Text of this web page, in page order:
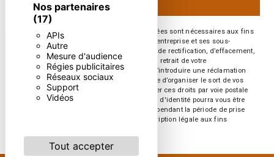
Nos partenaires
(17)
APIs
Autre
Mesure d'audience
Régies publicitaires
Réseaux sociaux
Support
Vidéos
Tout accepter
** Les données personnelles communiquées sont nécessaires aux fins
de vous contacter. Elles sont destinées à l'entreprise et ses sous-
traitants. Vous disposez de droits d’accès, de rectification, d’effacement,
de portabilité, de limitation, d’opposition, de retrait de votre
consentement à tout moment et du droit d’introduire une réclamation
auprès d’une autorité de contrôle, ainsi que d’organiser le sort de vos
données post-mortem. Vous pouvez exercer ces droits par voie postale
ou par courrier électronique. Un justificatif d'identité pourra vous être
demandé. Nous conservons vos données pendant la période de prise
de contact puis pendant la durée de prescription légale aux fins